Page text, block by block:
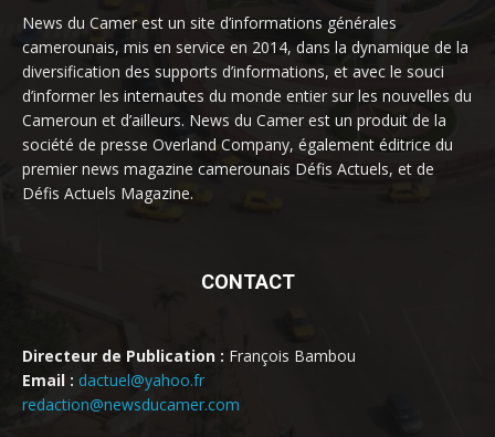
News du Camer est un site d’informations générales
camerounais, mis en service en 2014, dans la dynamique de la
diversification des supports d’informations, et avec le souci
d’informer les internautes du monde entier sur les nouvelles du
Cameroun et d’ailleurs. News du Camer est un produit de la
société de presse Overland Company, également éditrice du
premier news magazine camerounais Défis Actuels, et de
Défis Actuels Magazine.
CONTACT
Directeur de Publication : François Bambou
Email : dactuel@yahoo.fr
redaction@newsducamer.com